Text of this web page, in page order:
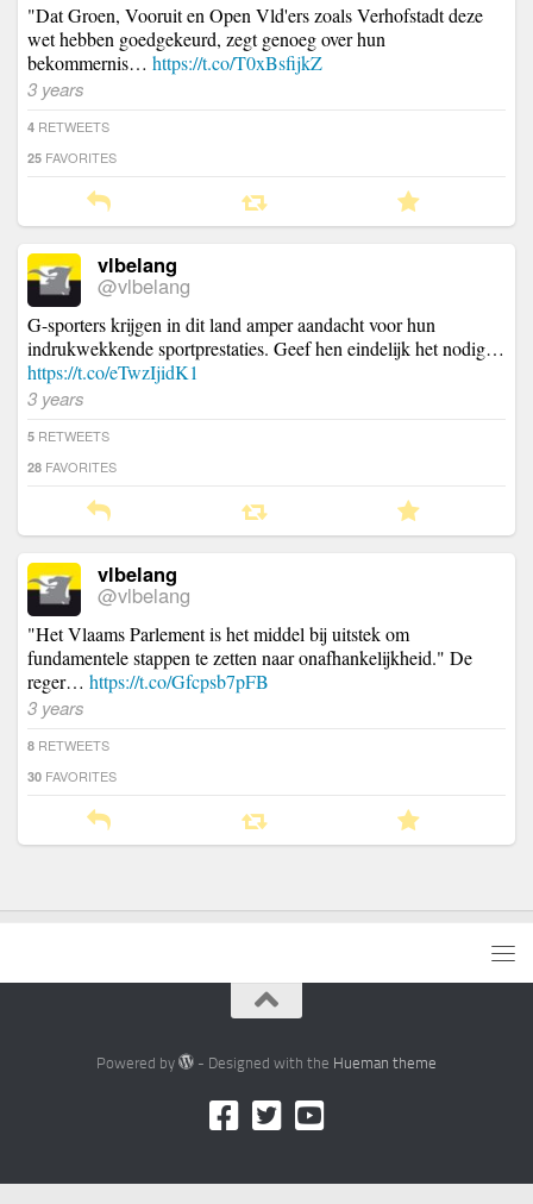
"Dat Groen, Vooruit en Open Vld'ers zoals Verhofstadt deze
wet hebben goedgekeurd, zegt genoeg over hun
bekommernis… https://t.co/T0xBsfijkZ
3 years
4 RETWEETS
25 FAVORITES
vlbelang
@vlbelang
G-sporters krijgen in dit land amper aandacht voor hun
indrukwekkende sportprestaties. Geef hen eindelijk het nodig…
https://t.co/eTwzIjidK1
3 years
5 RETWEETS
28 FAVORITES
vlbelang
@vlbelang
"Het Vlaams Parlement is het middel bij uitstek om
fundamentele stappen te zetten naar onafhankelijkheid." De
reger… https://t.co/Gfcpsb7pFB
3 years
8 RETWEETS
30 FAVORITES
Powered by - Designed with the Hueman theme